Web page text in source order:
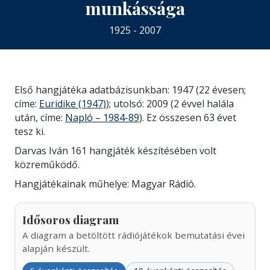
munkássága
1925 - 2007
Első hangjátéka adatbázisunkban: 1947 (22 évesen;
címe: Euridike (1947)); utolsó: 2009 (2 évvel halála
után, címe: Napló – 1984-89). Ez összesen 63 évet
tesz ki.
Darvas Iván 161 hangjáték készítésében volt
közreműködő.
Hangjátékainak műhelye: Magyar Rádió.
Idősoros diagram
A diagram a betöltött rádiójátékok bemutatási évei
alapján készült.